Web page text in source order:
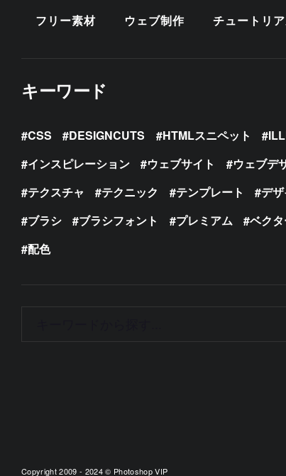
フリー素材 ウェブ制作 チュートリ
キーワード
CSS DESIGNCUTS HTMLスニペット
インスピレーション
ウェブサイト ウェブデ
テクスチャ
テクニック テンプレート デ
ブラシ
ブラシフォント プレミアム ベク
配色
Copyright 2009 - 2024 © Photoshop VIP